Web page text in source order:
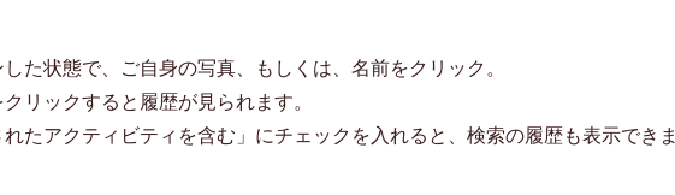
た状態で、ご自身の写真、もしくは、名前をクリック。
リックすると履歴が見られます。
たアクティビティを含む」にチェックを入れると、検索の履歴も表示できま